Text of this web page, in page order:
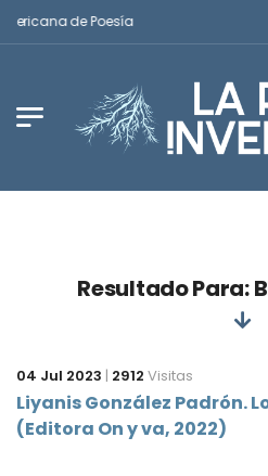
de Poesía
Resultado Para:
04 Jul 2023 | 2912 Visitas
Liyanis González Padrón.
(Editora On y va, 2022)